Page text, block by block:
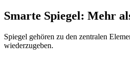
Smarte Spiegel: Mehr
Spiegel gehören zu den zentralen
wiederzugeben.